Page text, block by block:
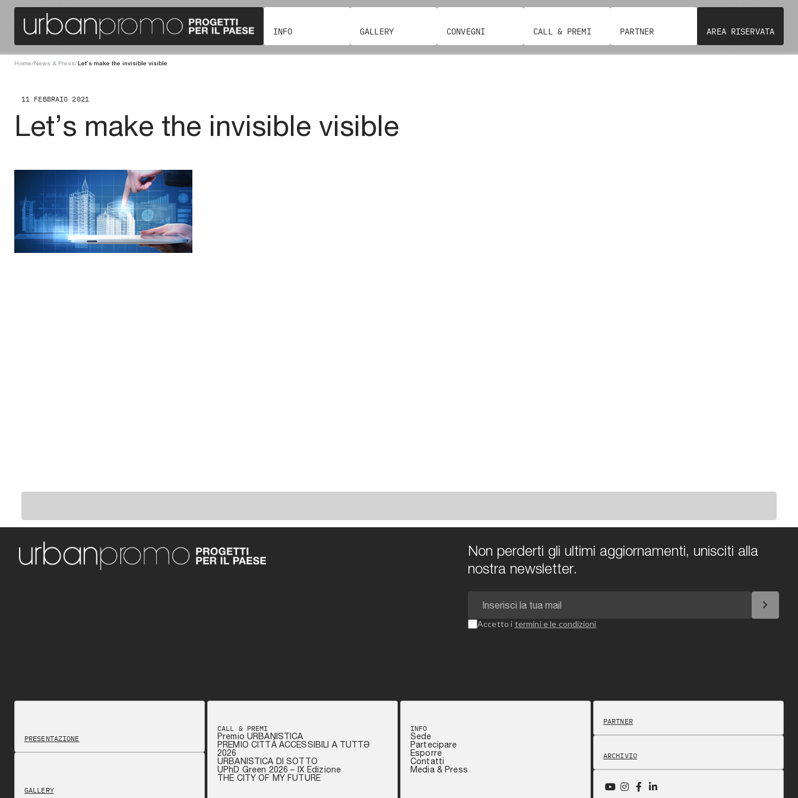
INFO GALLERY CONVEGNI CALL & PREMI PARTNER AREA RISERVATA
Home/News & Press/Let’s make the invisible visible
11 FEBBRAIO 2021
Let’s make the invisible visible
Non perderti gli ultimi aggiornamenti, unisciti alla
nostra newsletter.
chevron_right
Accetto i termini e le condizioni
PRESENTAZIONE
GALLERY
CALL & PREMI
Premio URBANISTICA
PREMIO CITTÀ ACCESSIBILI A TUTTƏ
2026
URBANISTICA DI SOTTO
UPhD Green 2026 – IX Edizione
THE CITY OF MY FUTURE
INFO
Sede
Partecipare
Esporre
Contatti
Media & Press
PARTNER
ARCHIVIO